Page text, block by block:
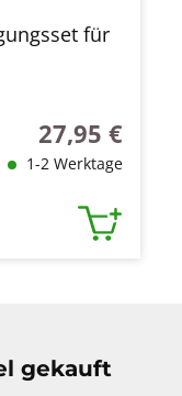
für
Regulärer Preis:
27,95 €
1-2 Werktage
gekauft